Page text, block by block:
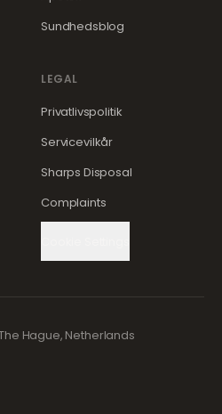
Sundhedsblog
LEGAL
Privatlivspolitik
Servicevilkår
Sharps Disposal
Complaints
Hague, Netherlands